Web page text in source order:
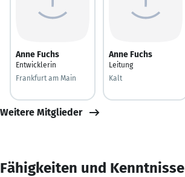
Anne Fuchs
Entwicklerin
Frankfurt am Main
Anne Fuchs
Leitung
Kalt
Weitere Mitglieder
Fähigkeiten und Kenntnisse